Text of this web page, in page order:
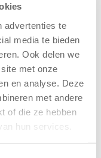
advertenties te
media te bieden
Ook delen we
met onze
en analyse. Deze
met andere
of die ze hebben
hun services.
nieuw
in
Wiarda in
2026
–
First
een